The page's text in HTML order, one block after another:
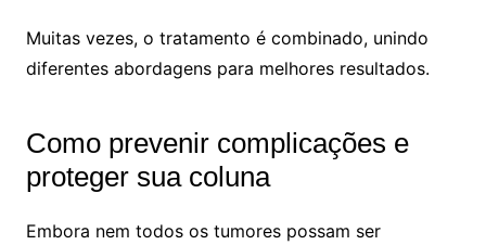
Muitas vezes, o tratamento é combinado, unindo
diferentes abordagens para melhores resultados.
Como prevenir complicações e
proteger sua coluna
Embora nem todos os tumores possam ser